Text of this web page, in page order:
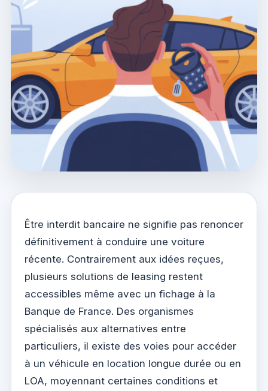
Être interdit bancaire ne signifie pas renoncer
définitivement à conduire une voiture
récente. Contrairement aux idées reçues,
plusieurs solutions de leasing restent
accessibles même avec un fichage à la
Banque de France. Des organismes
spécialisés aux alternatives entre
particuliers, il existe des voies pour accéder
à un véhicule en location longue durée ou en
LOA, moyennant certaines conditions et